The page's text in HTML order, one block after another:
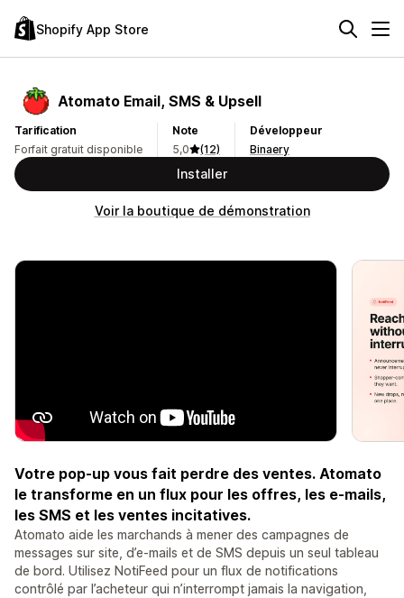
Shopify App Store
Atomato Email, SMS & Upsell
Tarification
Forfait gratuit disponible
Note
5,0
(12)
Développeur
Binaery
Installer
Voir la boutique de démonstration
Votre pop-up vous fait perdre des ventes. Atomato
le transforme en un flux pour les offres, les e-mails,
les SMS et les ventes incitatives.
Atomato aide les marchands à mener des campagnes de
messages sur site, d’e-mails et de SMS depuis un seul tableau
de bord. Utilisez NotiFeed pour un flux de notifications
contrôlé par l’acheteur qui n’interrompt jamais la navigation,